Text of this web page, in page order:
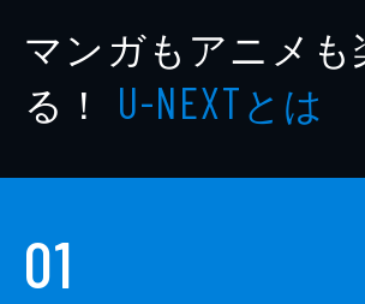
マンガもアニメも
る！ U-NEXTとは
01